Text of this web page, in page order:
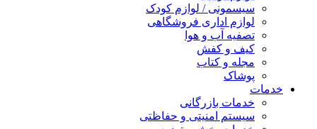
سیسمونی / لوازم کودک
لوازم اداری فروشگاهی
تصفیه آب و هوا
کیف و کفش
مجله و کتاب
پوشاک
خدمات
خدمات بازرگانی
سیستم امنیتی و حفاظتی